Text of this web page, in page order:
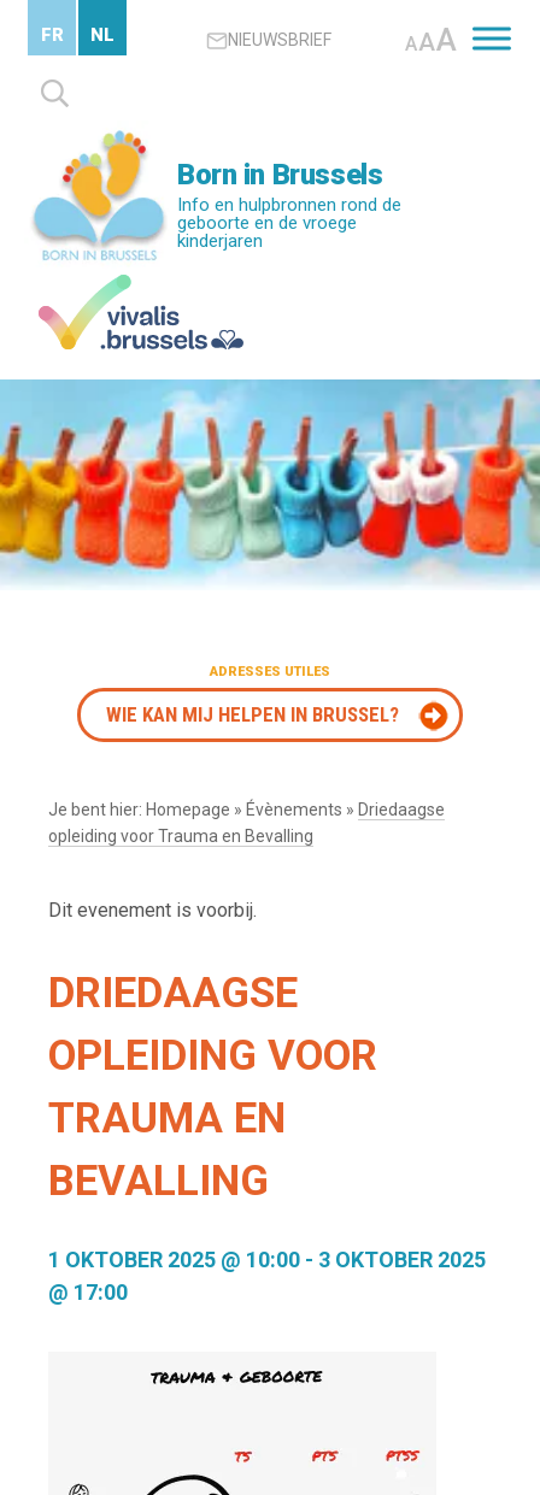
content
NIEUWSBRIEF AAA
Zoeken
naar:
FR NL
Born in Brussels
Info en hulpbronnen rond de
geboorte en de vroege
kinderjaren
ADRESSES UTILES
WIE KAN MIJ HELPEN IN BRUSSEL?
Je bent hier: Homepage » Évènements » Driedaagse
opleiding voor Trauma en Bevalling
Dit evenement is voorbij.
DRIEDAAGSE
OPLEIDING VOOR
TRAUMA EN
BEVALLING
1 OKTOBER 2025 @ 10:00 - 3 OKTOBER 2025
@ 17:00